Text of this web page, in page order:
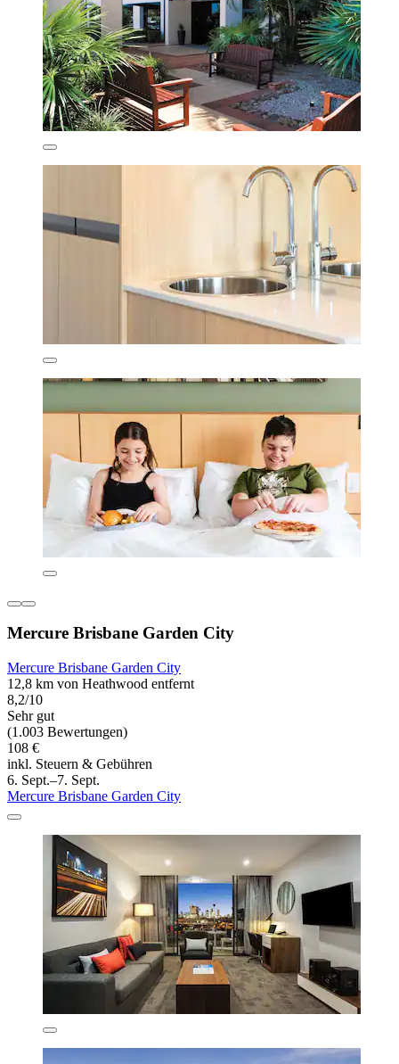
Mercure Brisbane Garden City
Mercure Brisbane Garden City
12,8 km von Heathwood entfernt
8,2/10
Sehr gut
(1.003 Bewertungen)
108 €
inkl. Steuern & Gebühren
6. Sept.–7. Sept.
Mercure Brisbane Garden City